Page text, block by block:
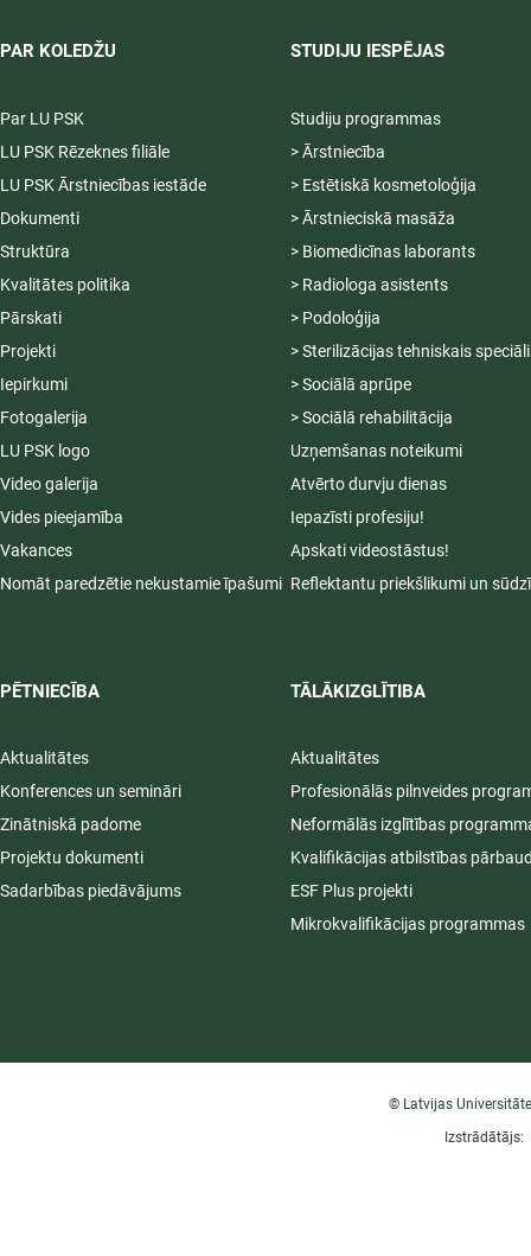
PAR KOLEDŽU
Par LU PSK
LU PSK Rēzeknes filiāle
LU PSK Ārstniecības iestāde
Dokumenti
Struktūra
Kvalitātes politika
Pārskati
Projekti
Iepirkumi
Fotogalerija
LU PSK logo
Video galerija
Vides pieejamība
Vakances
Nomāt paredzētie nekustamie īpašumi
PĒTNIECĪBA
Aktualitātes
Konferences un semināri
Zinātniskā padome
Projektu dokumenti
Sadarbības piedāvājums
STUDIJU IESPĒJAS
Studiju programmas
> Ārstniecība
> Estētiskā kosmetoloģija
> Ārstnieciskā masāža
> Biomedicīnas laborants
> Radiologa asistents
> Podoloģija
> Sterilizācijas tehniskais
> Sociālā aprūpe
> Sociālā rehabilitācija
Uzņemšanas noteikumi
Atvērto durvju dienas
Iepazīsti profesiju!
Apskati videostāstus!
Reflektantu priekšlikumi un
TĀLĀKIZGLĪTIBA
Aktualitātes
Profesionālās pilnveides
Neformālās izglītības
Kvalifikācijas atbilstības
ESF Plus projekti
Mikrokvalifikācijas programmas
© Latvijas
Izstrādātājs: